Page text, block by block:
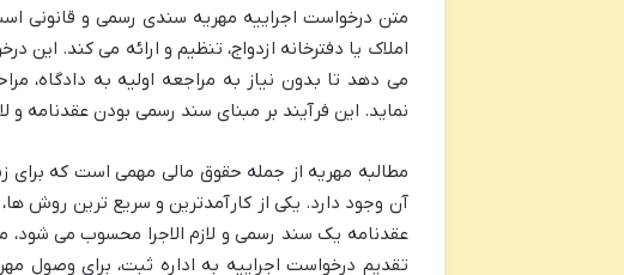
متن درخواست اجراییه مهریه سندی رسمی و قانونی
املاک یا دفترخانه ازدواج، تنظیم و ارائه می کند. این
می دهد تا بدون نیاز به مراجعه اولیه به دادگاه،
نماید. این فرآیند بر مبنای سند رسمی بودن عقدنامه و
مطالبه مهریه از جمله حقوق مالی مهمی است که
آن وجود دارد. یکی از کارآمدترین و سریع ترین روش
عقدنامه یک سند رسمی و لازم الاجرا محسوب می
تقدیم درخواست اجراییه به اداره ثبت، برای وصول